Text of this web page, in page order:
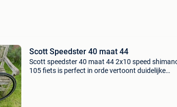
Scott Speedster 40 maat 44
Scott speedster 40 maat 44 2x10 speed
105 fiets is perfect in orde vertoont duidelijke